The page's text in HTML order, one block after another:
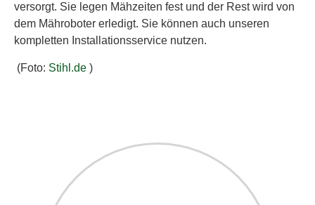
versorgt. Sie legen Mähzeiten fest und der Rest wird von
dem Mähroboter erledigt. Sie können auch unseren
kompletten Installationsservice nutzen.
(Foto: Stihl.de )